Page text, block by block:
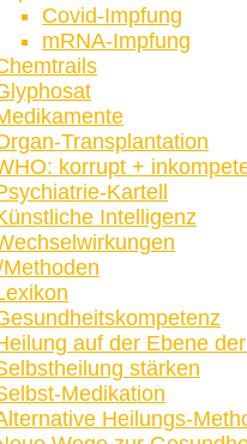
Covid-Impfung
mRNA-Impfung
Transplantation
korrupt +
Kartell
Intelligenz
auf der Ebene
stärken
Medikation
Heilungs-